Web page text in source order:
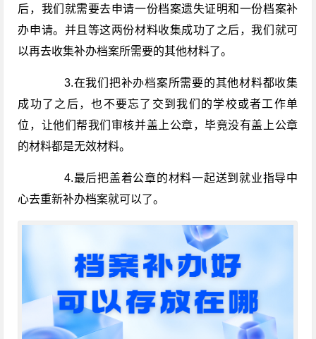
后，我们就需要去申请一份档案遗失证明和一份档案补
办申请。并且等这两份材料收集成功了之后，我们就可
以再去收集补办档案所需要的其他材料了。
3.在我们把补办档案所需要的其他材料都收集
成功了之后，也不要忘了交到我们的学校或者工作单
位，让他们帮我们审核并盖上公章，毕竟没有盖上公章
的材料都是无效材料。
4.最后把盖着公章的材料一起送到就业指导中
心去重新补办档案就可以了。